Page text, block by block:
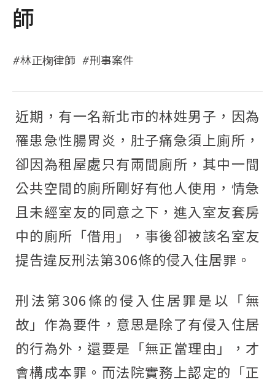
師
林正椈律師 刑事案件
近期，有一名新北市的林姓男子，因為
罹患急性腸胃炎，肚子痛急須上廁所，
卻因為租屋處只有兩間廁所，其中一間
公共空間的廁所剛好有他人使用，情急
且未經室友的同意之下，進入室友套房
中的廁所「借用」，事後卻被該名室友
提告違反刑法第306條的侵入住居罪。
刑法第306條的侵入住居罪是以「無
故」作為要件，意思是除了有侵入住居
的行為外，還要是「無正當理由」，才
會構成本罪。而法院實務上認定的「正